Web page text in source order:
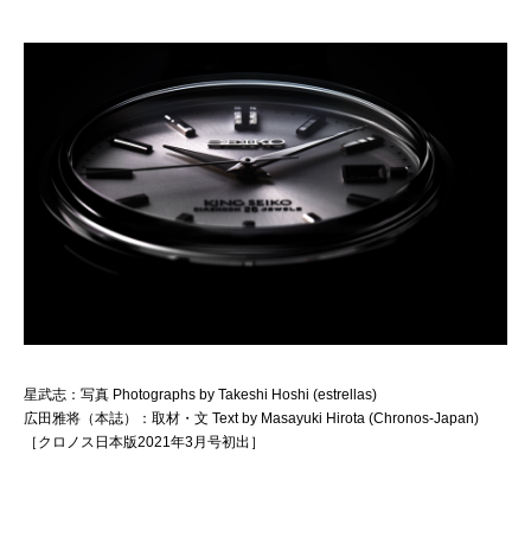
星武志：写真 Photographs by Takeshi Hoshi (estrellas)
広田雅将（本誌）：取材・文 Text by Masayuki Hirota (Chronos-Japan)
［クロノス日本版2021年3月号初出］